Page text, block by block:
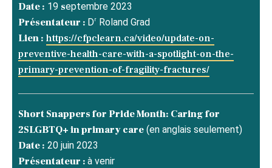
Date : 19 septembre 2023
Présentateur : Dr Roland Grad
Lien : https://cfpclearn.ca/video/update-on-
preventive-health-care-with-a-spotlight-on-the-
primary-prevention-of-fragility-fractures/
Short Snappers for Pride Month: Caring for
2SLGBTQ+ in primary care (en anglais seulement)
Date : 20 juin 2023
Présentateur : à venir